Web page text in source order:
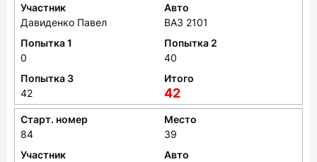
Участник
Давиденко Павел
Авто
ВАЗ 2101
Попытка 1
0
Попытка 2
40
Попытка 3
42
Итого
42
Старт. номер
84
Место
39
Участник
Авто